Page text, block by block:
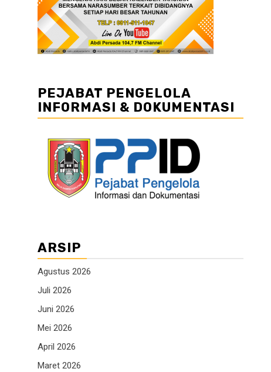
PEJABAT PENGELOLA
INFORMASI & DOKUMENTASI
ARSIP
Agustus 2026
Juli 2026
Juni 2026
Mei 2026
April 2026
Maret 2026